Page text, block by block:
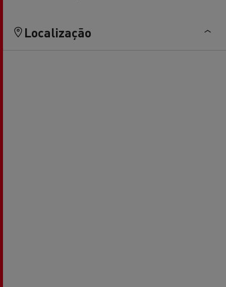
Localização